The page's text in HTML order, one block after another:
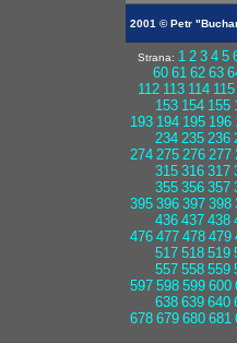
2001 © Petr
Strana: 1 2 3 4 5
60 61 62 63
112 113 114 115
153 154 155
193 194 195 196
234 235 236
274 275 276 277
315 316 317
355 356 357
395 396 397 398
436 437 438
476 477 478 479
517 518 519
557 558 559
597 598 599 600
638 639 640
678 679 680 681